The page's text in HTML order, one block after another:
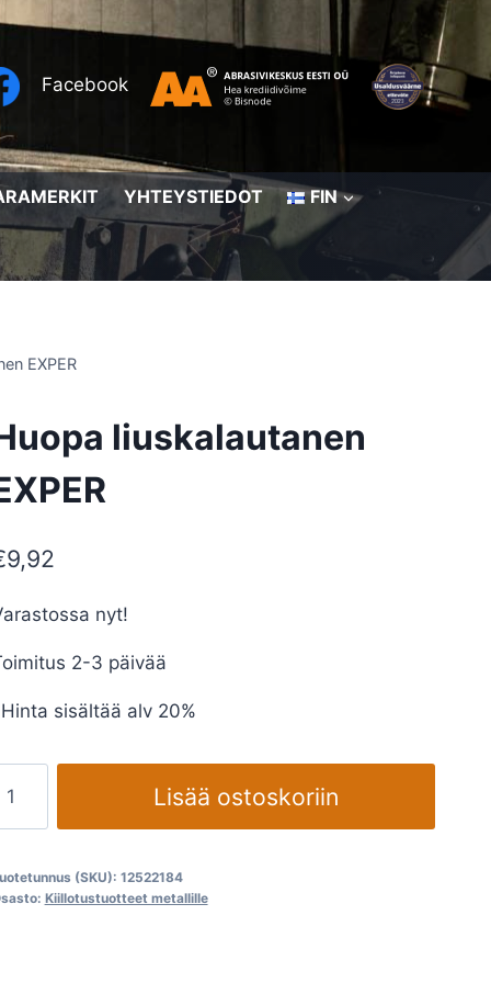
Facebook
YHTEYSTIEDOT FIN
EXPER
liuskalautanen
9,92
nyt!
2-3 päivää
sisältää alv 20%
Lisää ostoskoriin
(SKU): 12522184
Kiillotustuotteet metallille